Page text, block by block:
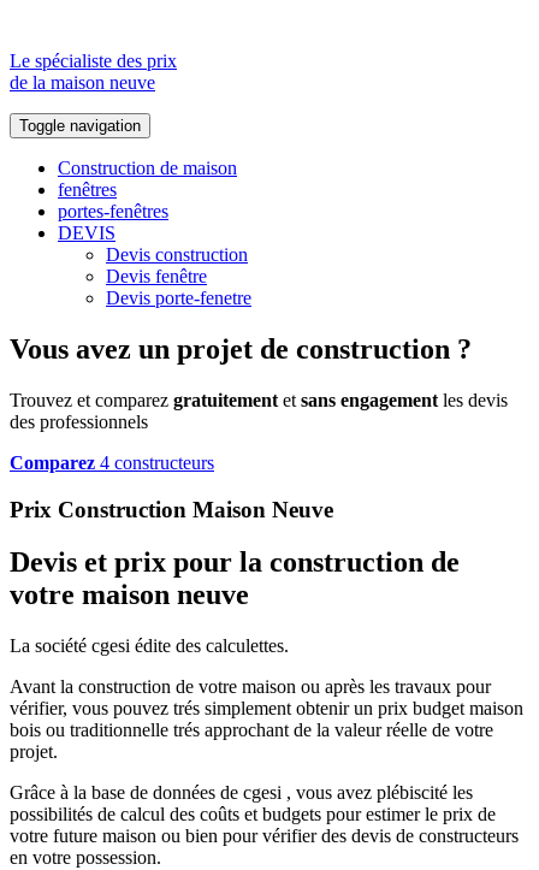
Le spécialiste des prix
de la maison neuve
Toggle navigation
Construction de maison
fenêtres
portes-fenêtres
DEVIS
Devis construction
Devis fenêtre
Devis porte-fenetre
Vous avez un projet de construction ?
Trouvez et comparez gratuitement et sans engagement les devis
des professionnels
Comparez 4 constructeurs
Prix Construction Maison Neuve
Devis et prix pour la construction de
votre maison neuve
La société cgesi édite des calculettes.
Avant la construction de votre maison ou après les travaux pour
vérifier, vous pouvez trés simplement obtenir un prix budget maison
bois ou traditionnelle trés approchant de la valeur réelle de votre
projet.
Grâce à la base de données de cgesi , vous avez plébiscité les
possibilités de calcul des coûts et budgets pour estimer le prix de
votre future maison ou bien pour vérifier des devis de constructeurs
en votre possession.